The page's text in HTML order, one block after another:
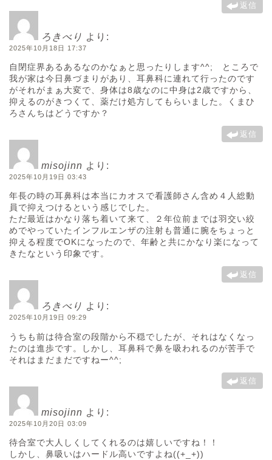
返信
ろきべり より:
2025年10月18日 17:37
自閉症界あるあるなのかなぁと思ったりします^^; ところで
我が家は今日鼻づまりがあり、耳鼻科に連れて行ったのです
がそれがまぁ大変で、身体は8歳なのに中身は2歳ですから、
抑えるのがきつくて、薬だけ処方してもらいました。くまひ
ろさんちはどうですか？
返信
misojinn より:
2025年10月19日 03:43
年長の時の耳鼻科は本当にカオスで看護師さん含め４人総動
員で抑えつけるという感じでした。
ただ最近はかなり落ち着いて来て、２年位前までは羽交い絞
めでやっていたインフルエンザの注射も普通に腕をちょっと
抑える程度でOKになったので、年齢と共にかなり楽になって
きたなという印象です。
返信
ろきべり より:
2025年10月19日 09:29
うちも前は待合室の段階から不穏でしたが、それはなくなっ
たのは進歩です。しかし、耳鼻科で鼻を吸われるのが苦手で
それはまだまだですねー^^;
返信
misojinn より:
2025年10月20日 03:09
待合室で大人しくしてくれるのは嬉しいですね！！
しかし、鼻吸いはハードル高いですよね((+_+))